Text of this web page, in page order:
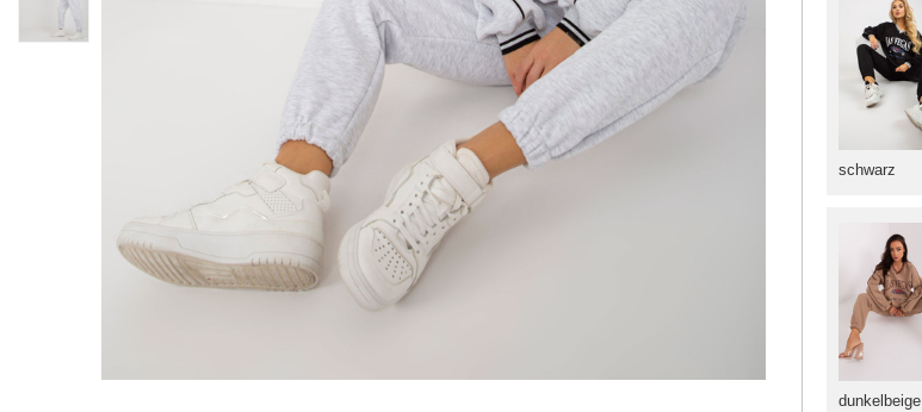
schwarz
dunkelbeige